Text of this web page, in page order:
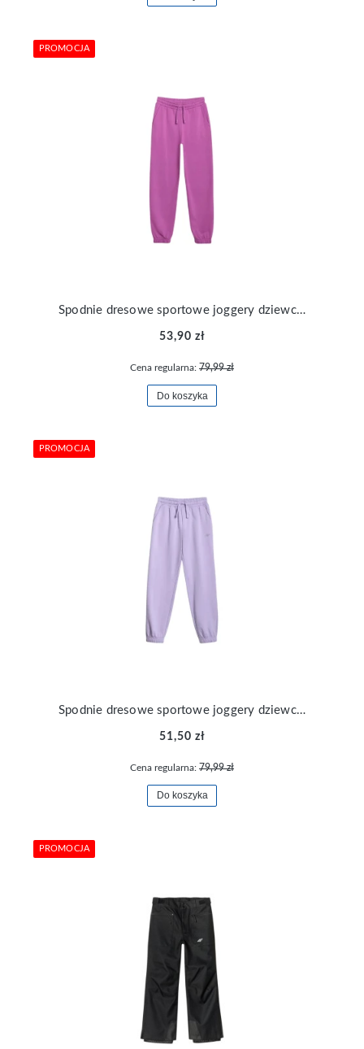
Spodnie dresowe sportowe joggery dziewczęce 4F TTROF1187-50S
53,90 zł
Cena regularna: 79,99 zł
Do koszyka
PROMOCJA
Spodnie dresowe sportowe joggery dziewczęce 4F TTROF1502-51S
51,50 zł
Cena regularna: 79,99 zł
Do koszyka
PROMOCJA
PROMOCJA